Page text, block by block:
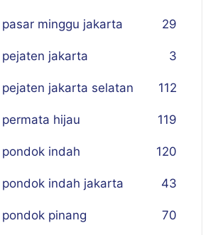
minggu jakarta 29
jakarta 3
jakarta selatan 112
hijau 119
indah 120
indah jakarta 43
pinang 70